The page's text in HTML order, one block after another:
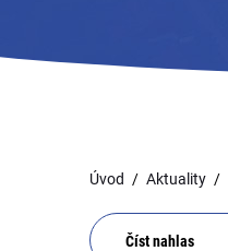
Úvod Aktuality
Číst nahlas